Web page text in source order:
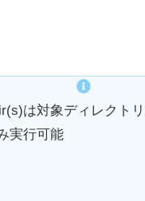
は対象ディレクト
実行可能